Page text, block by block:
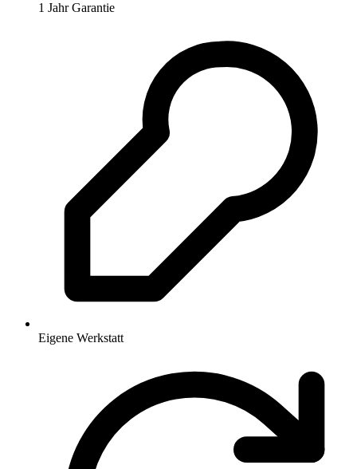
1 Jahr Garantie
Eigene Werkstatt